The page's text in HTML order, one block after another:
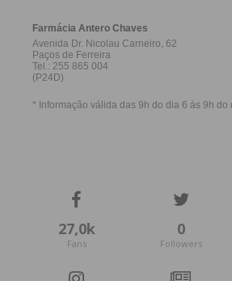
27,0k
Fans
0
Followers